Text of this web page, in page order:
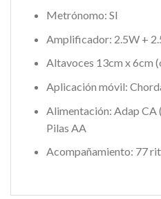
Metrónomo: SI
Amplificador: 2.5W +
Altavoces 13cm x 6cm
Aplicación móvil:
Alimentación: Adap CA
Pilas AA
Acompañamiento: 77